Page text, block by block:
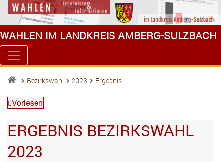
Wahlen im Landkreis Amberg-Sulzbach
Bezirkswahl 2023 Ergebnis
Vorlesen
ERGEBNIS BEZIRKSWAHL
2023